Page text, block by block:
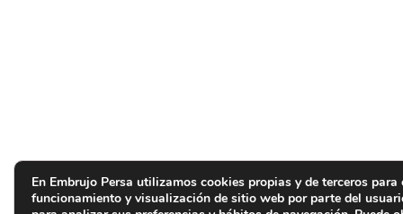
En Embrujo Persa utilizamos cookies propias y de terceros para
funcionamiento y visualización de sitio web por parte del